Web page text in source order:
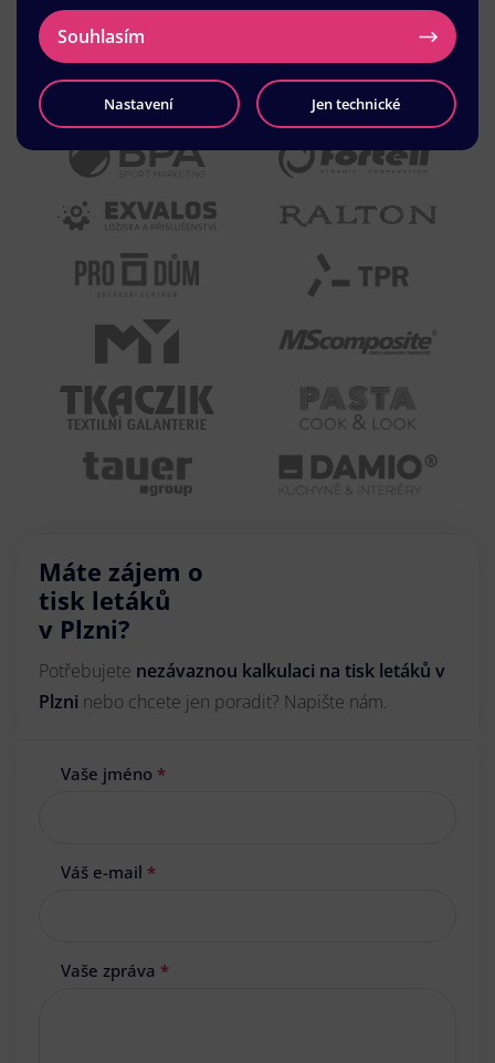
Máte zájem o
tisk letáků
v Plzni?
Potřebujete nezávaznou kalkulaci na tisk letáků v
Plzni nebo chcete jen poradit? Napište nám.
Vaše jméno *
Váš e-mail *
Vaše zpráva *
Souhlasím
Nastavení Jen technické